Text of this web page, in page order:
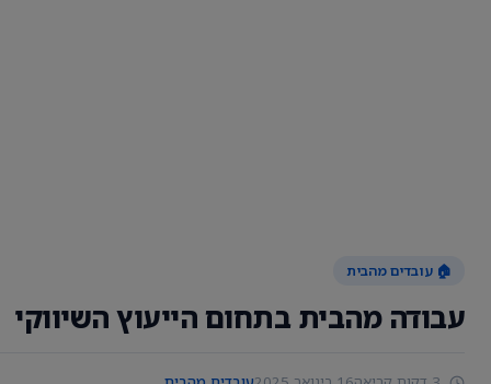
🏠 עובדים מהבית
עבודה מהבית בתחום הייעוץ השיווקי